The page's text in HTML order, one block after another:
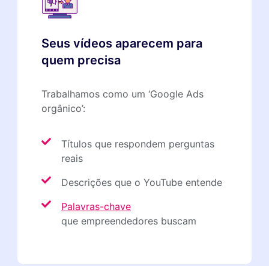
Seus vídeos aparecem para
quem precisa
Trabalhamos como um ‘Google Ads
orgânico’:
Títulos que respondem perguntas
reais
Descrições que o YouTube entende
Palavras-chave
que empreendedores buscam